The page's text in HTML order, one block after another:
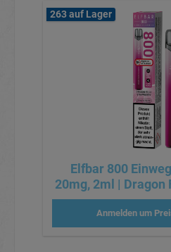
263 auf Lager
Elfbar 800
20mg, 2ml |
Anmelden um